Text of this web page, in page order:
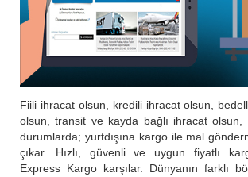
Fiili ihracat olsun, kredili ihracat olsun,
olsun, transit ve kayda bağlı ihracat
durumlarda; yurtdışına kargo ile mal
çıkar. Hızlı, güvenli ve uygun fiyatlı
Express Kargo karşılar. Dünyanın farklı